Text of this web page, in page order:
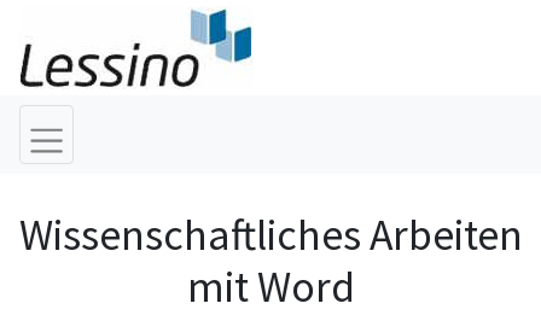
Wissenschaftliches Arbeiten
mit Word